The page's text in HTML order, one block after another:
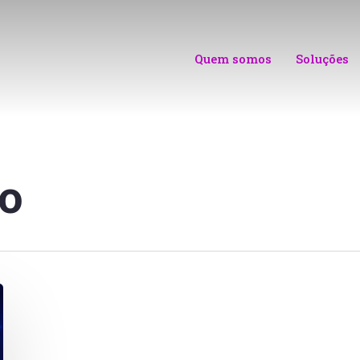
Quem somos Soluções